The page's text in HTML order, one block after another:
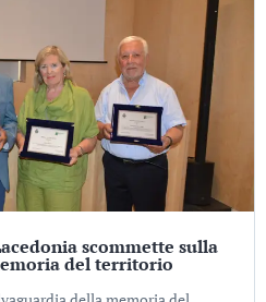
scommette sulla
del territorio